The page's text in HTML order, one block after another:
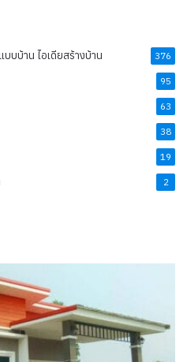
บบ้าน ไอเดียสร้างบ้าน 376
95
63
38
19
2